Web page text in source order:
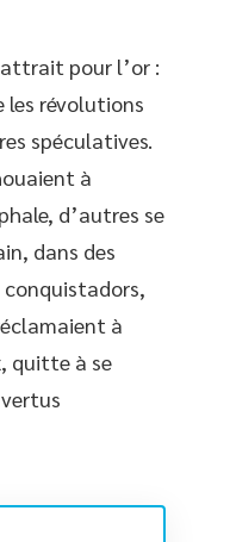
pour l’or :
les révolutions
spéculatives.
à
d’autres se
dans des
conquistadors,
à
quitte à se